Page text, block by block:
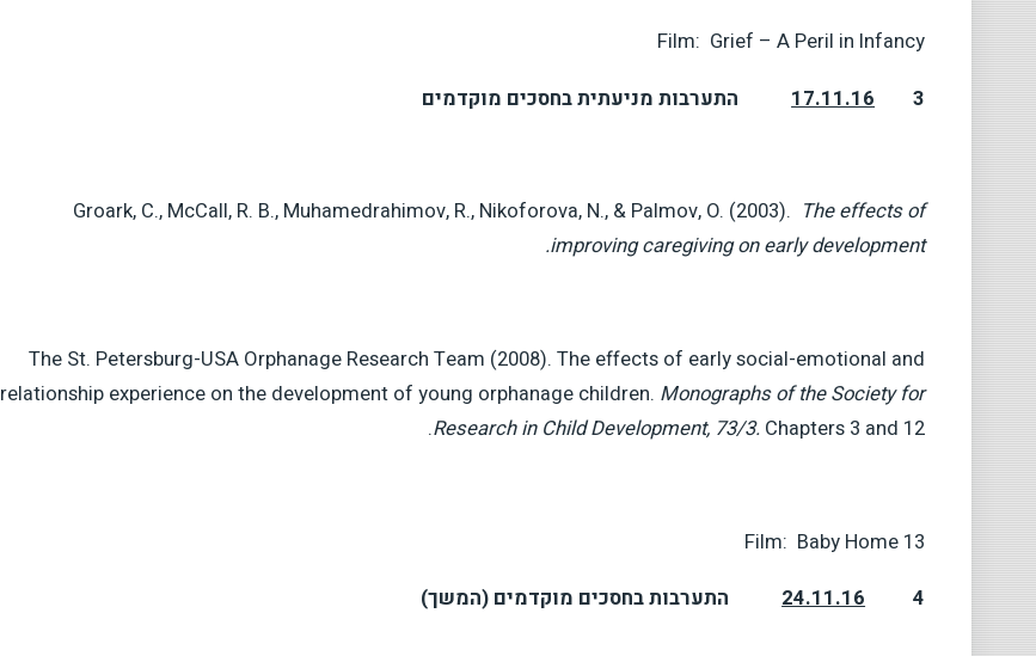
Film: Grief – A Peril in Infancy
3
17.11.16 התערבות מניעתית בחסכים מוקדמים
Groark, C., McCall, R. B., Muhamedrahimov, R., Nikoforova, N., & Palmov, O. (2003). The effects of
improving caregiving on early development.
The St. Petersburg-USA Orphanage Research Team (2008). The effects of early social-emotional and
relationship experience on the development of young orphanage children. Monographs of the Society for
Research in Child Development, 73/3. Chapters 3 and 12.
Film: Baby Home 13
4
24.11.16התערבות בחסכים מוקדמים (המשך)